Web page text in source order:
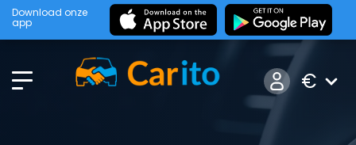
Download onze
app
€